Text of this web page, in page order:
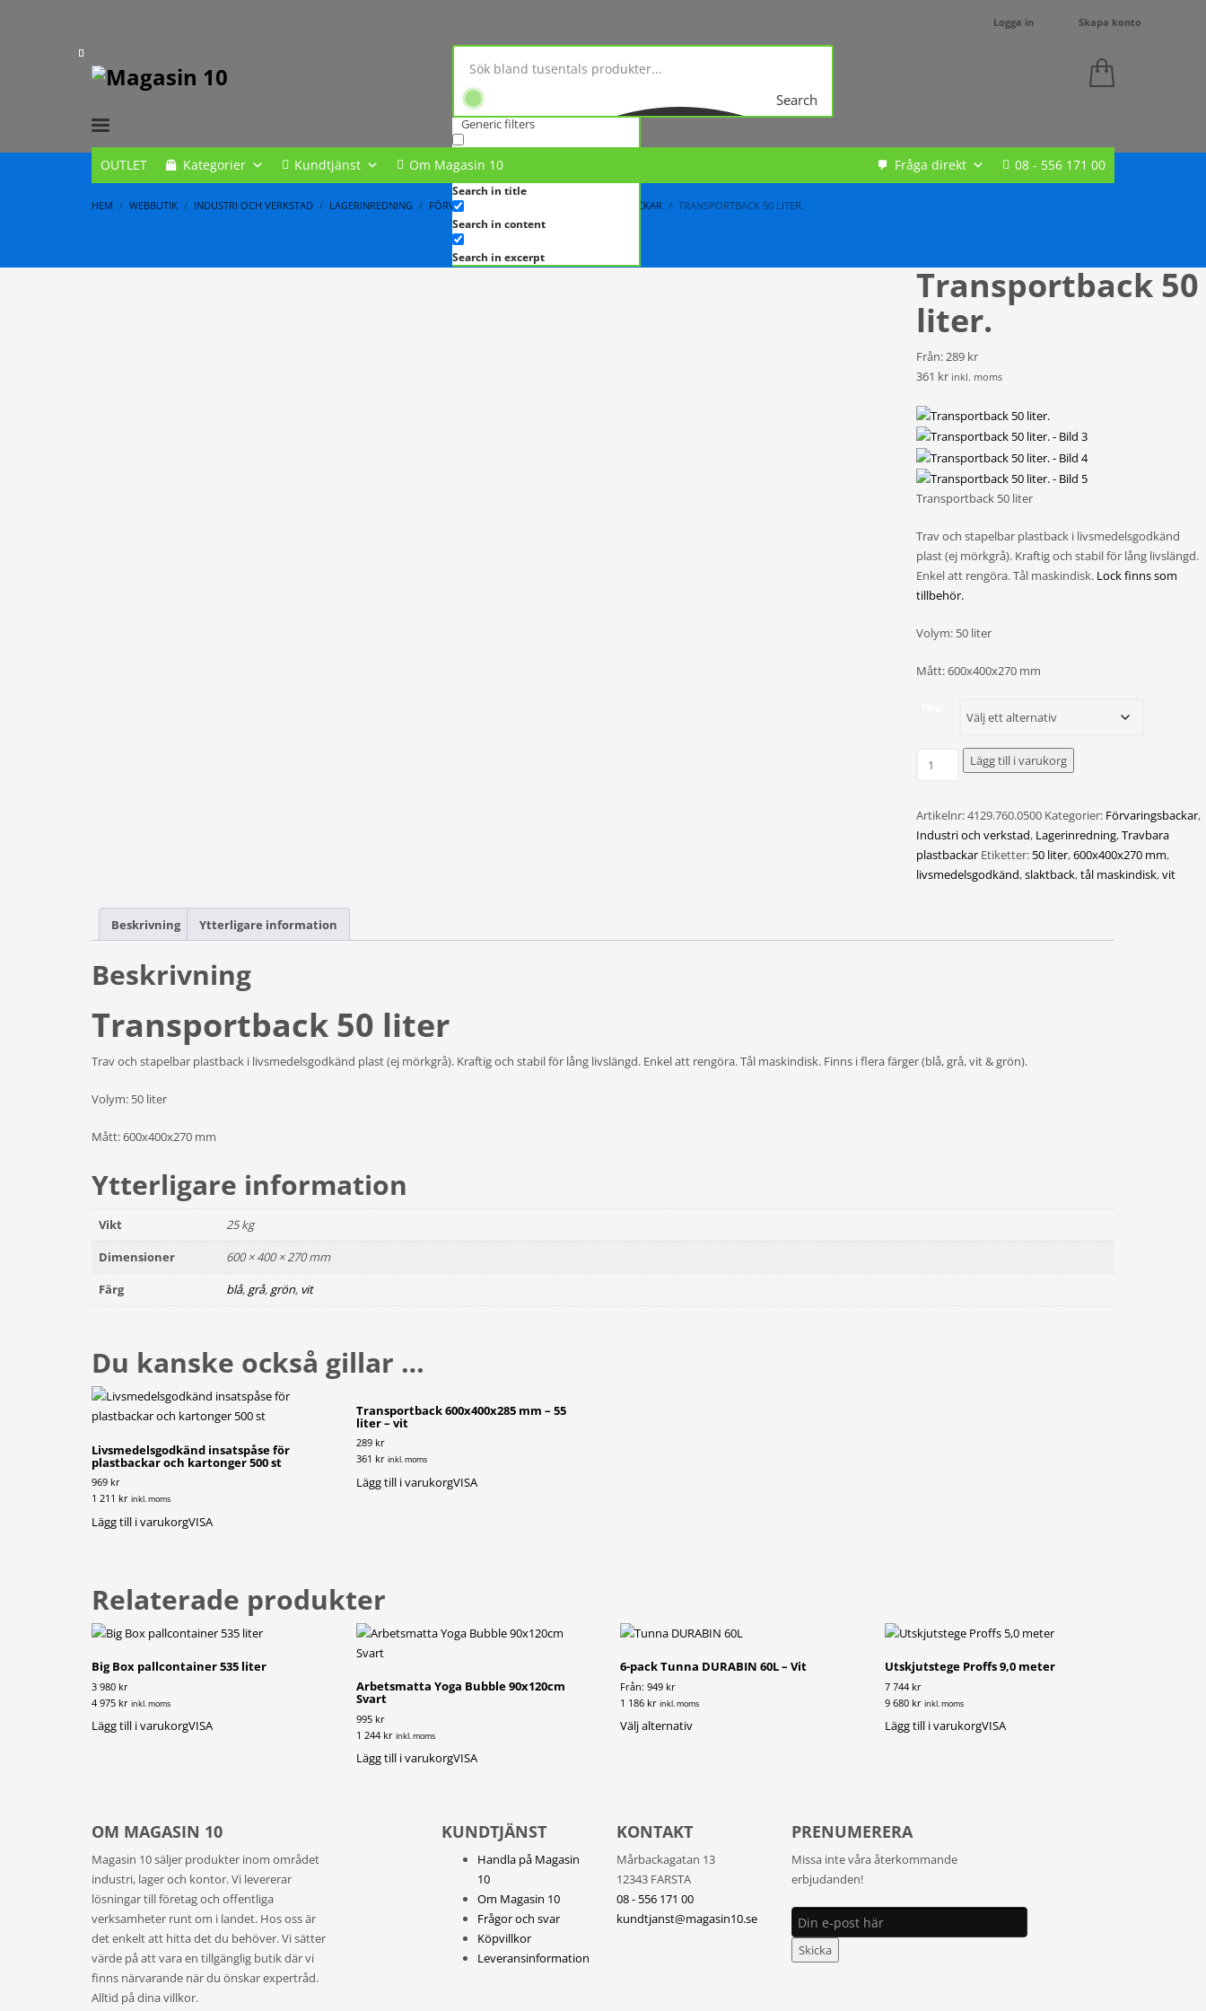
Logga in Skapa konto
Search
Generic filters
Exact matches only
Search in title
Search in content
Search in excerpt
OUTLET Kategorier Kundtjänst Om Magasin 10 08 - 556 171 00
Fråga direkt
HEM WEBBUTIK INDUSTRI OCH VERKSTAD LAGERINREDNING FÖRVARINGSBACKAR TRAVBARA PLASTBACKAR TRANSPORTBACK 50 LITER.
Transportback 50
liter.
Från: 289 kr
361 kr inkl. moms
Transportback 50 liter
Trav och stapelbar plastback i livsmedelsgodkänd
plast (ej mörkgrå). Kraftig och stabil för lång livslängd.
Enkel att rengöra. Tål maskindisk. Lock finns som
tillbehör.
Volym: 50 liter
Mått: 600x400x270 mm
Transportback
mängd
Lägg till i varukorg
Artikelnr:4129.760.0500 Kategorier: Förvaringsbackar,
Industri och verkstad, Lagerinredning,Travbara
plastbackar Etiketter: 50 liter,600x400x270 mm,
livsmedelsgodkänd,slaktback,tål maskindisk,vit
Beskrivning Ytterligare information
Beskrivning
Transportback 50 liter
Trav och stapelbar plastback i livsmedelsgodkänd plast (ej mörkgrå). Kraftig och stabil för lång livslängd. Enkel att rengöra. Tål maskindisk. Finns i flera färger (blå, grå, vit & grön).
Volym: 50 liter
Mått: 600x400x270 mm
Ytterligare information
Vikt
25 kg
Dimensioner
600 × 400 × 270 mm
Färg
blå, grå, grön, vit
Du kanske också gillar …
Livsmedelsgodkänd insatspåse för
plastbackar och kartonger 500 st
969 kr
1 211 kr inkl. moms
Lägg till i varukorgVISA
Transportback 600x400x285 mm – 55
liter – vit
289 kr
361 kr inkl. moms
Lägg till i varukorgVISA
Relaterade produkter
Big Box pallcontainer 535 liter
3 980 kr
4 975 kr inkl. moms
Lägg till i varukorgVISA
Arbetsmatta Yoga Bubble 90x120cm
Svart
995 kr
1 244 kr inkl. moms
Lägg till i varukorgVISA
6-pack Tunna DURABIN 60L – Vit
Från: 949 kr
1 186 krinkl. moms
Välj alternativDen
varianter.
olika
kan
väljas
Utskjutstege Proffs 9,0 meter
7 744 kr
9 680 krinkl. moms
Lägg till i varukorgVISA
OM MAGASIN 10
Magasin 10 säljer produkter inom området
industri, lager och kontor. Vi levererar
lösningar till företag och offentliga
verksamheter runt om i landet. Hos oss är
det enkelt att hitta det du behöver. Vi sätter
värde på att vara en tillgänglig butik där vi
finns närvarande när du önskar expertråd.
Alltid på dina villkor.
KUNDTJÄNST
Handla på Magasin
10
Om Magasin 10
Frågor och svar
Köpvillkor
Leveransinformation
KONTAKT
Mårbackagatan 13
12343 FARSTA
08 - 556 171 00
kundtjanst@magasin10.se
PRENUMERERA
Missa inte våra återkommande
erbjudanden!
Skicka